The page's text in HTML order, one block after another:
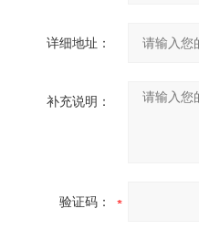
详细地址：
补充说明：
验证码：